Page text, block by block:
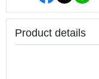
Product details